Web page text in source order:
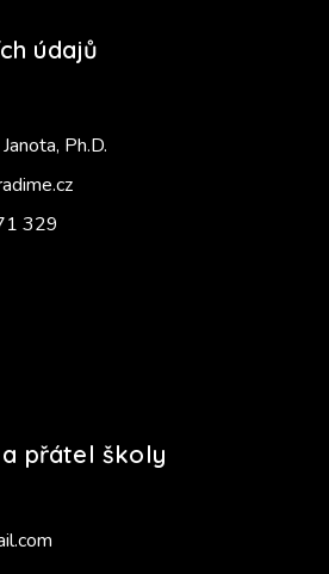
údajů
Ph.D.
329
a přátel školy